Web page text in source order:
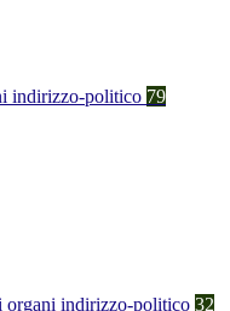
indirizzo-politico 79
organi indirizzo-politico 32